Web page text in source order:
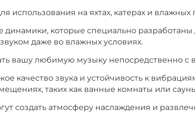
использования на яхтах, катерах и
которые специально разработаны
даже во влажных условиях.
вашу любимую музыку непосредственно с
качество звука и устойчивость к
таких как ванные комнаты или
создать атмосферу наслаждения и